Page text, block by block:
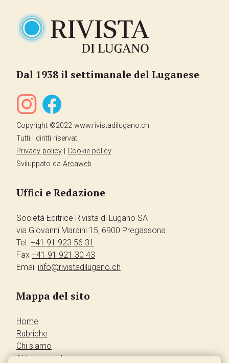
Dal 1938 il settimanale del Luganese
Copyright ©2022 www.rivistadilugano.ch
Tutti i diritti riservati
Privacy policy
Cookie policy
Sviluppato da Arcaweb
Uffici e Redazione
Società Editrice Rivista di Lugano SA
via Giovanni Maraini 15, 6900 Pregassona
Tel. +41 91 923 56 31
Fax +41 91 921 30 43
Email info@rivistadilugano.ch
Mappa del sito
Home
Rubriche
Chi siamo
Abbonamento